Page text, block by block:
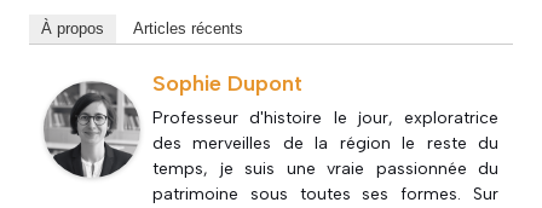
À propos Articles récents
Sophie Dupont
Professeur d'histoire le jour, exploratrice
des merveilles de la région le reste du
temps, je suis une vraie passionnée du
patrimoine sous toutes ses formes. Sur